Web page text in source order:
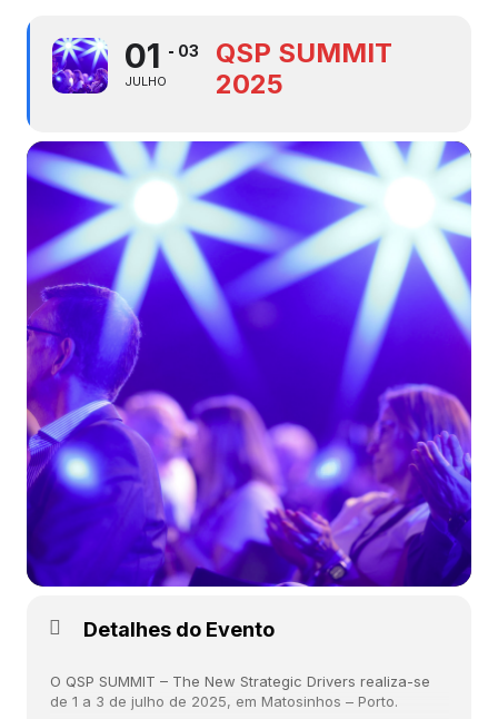
01
JULHO
03
QSP SUMMIT
2025
Detalhes do Evento
O QSP SUMMIT – The New Strategic Drivers realiza-se
de 1 a 3 de julho de 2025, em Matosinhos – Porto.